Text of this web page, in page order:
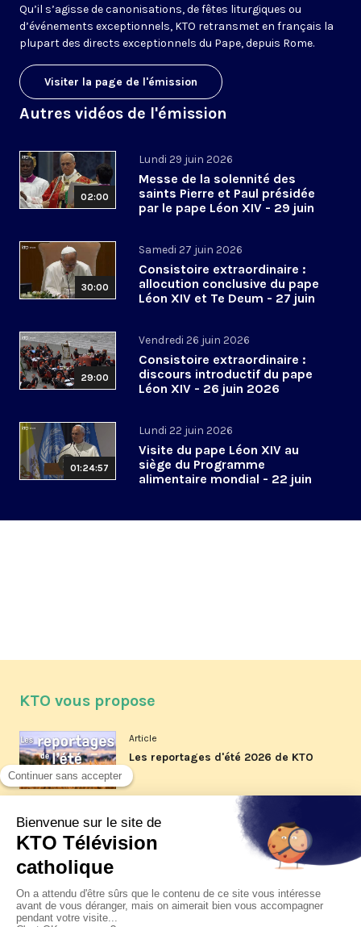
Qu’il s’agisse de canonisations, de fêtes liturgiques ou
d’événements exceptionnels, KTO retransmet en français la
plupart des directs exceptionnels du Pape, depuis Rome.
Visiter la page de l'émission
Autres vidéos de l'émission
02:00
Lundi 29 juin 2026
Messe de la solennité des
saints Pierre et Paul présidée
par le pape Léon XIV - 29 juin
30:00
Samedi 27 juin 2026
Consistoire extraordinaire :
allocution conclusive du pape
Léon XIV et Te Deum - 27 juin
29:00
Vendredi 26 juin 2026
Consistoire extraordinaire :
discours introductif du pape
Léon XIV - 26 juin 2026
01:24:57
Lundi 22 juin 2026
Visite du pape Léon XIV au
siège du Programme
alimentaire mondial - 22 juin
KTO vous propose
Article
Les reportages d'été 2026 de KTO
La visite pastorale du pape Léon
XIV à Assise à suivre sur KTO le
jeudi 6 août
Article
Le pape en Uruguay, Argentine et